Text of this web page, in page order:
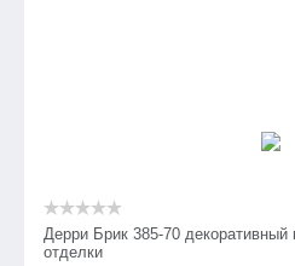
Дерри Брик 385-70 декоративный
отделки